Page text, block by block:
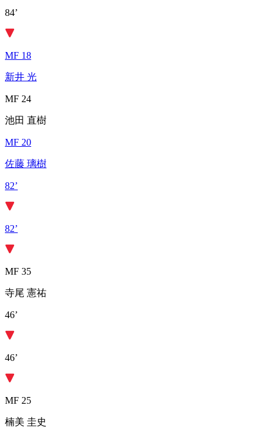
84’
MF 18
新井 光
MF 24
池田 直樹
MF 20
佐藤 璃樹
82’
82’
MF 35
寺尾 憲祐
46’
46’
MF 25
楠美 圭史